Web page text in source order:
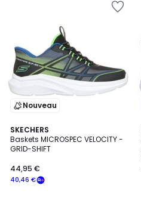
Nouveau
SKECHERS
Baskets MICROSPEC VELOCITY -
GRID-SHIFT
40,46 €
44,95 €